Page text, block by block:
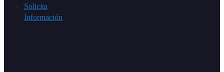
Solicita
Información